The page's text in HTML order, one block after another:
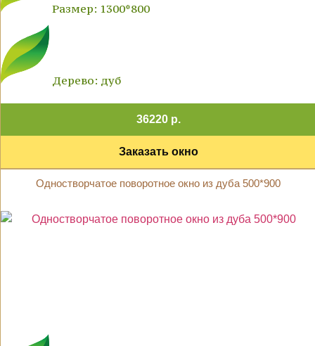
Размер: 1300*800
Дерево: дуб
36220 р.
Заказать окно
Одностворчатое поворотное окно из дуба 500*900